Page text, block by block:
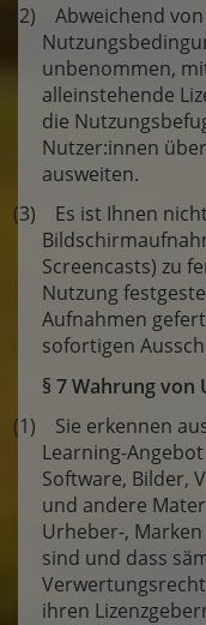
(2) Abweichend von
unbenommen,
alleinstehende
die
Nutzer:innen
ausweiten.
(3) Es ist Ihnen
Screencasts) zu
Nutzung
Aufnahmen
sofortigen
§ 7 Wahrung
(1) Sie erkennen
Learning-
Software, Bilder,
und andere
Urheber-,
sind und dass
ihren